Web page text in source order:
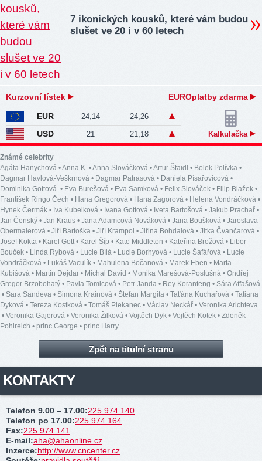
7 ikonických kousků, které vám budou
slušet ve 20 i v 60 letech
Kurzovní lístek EUROplatby zdarma
EUR 24,14 24,26
USD 21 21,18 Kalkulačka
Známé celebrity
Agáta Hanychová •Anna K. •Anna Slováčková •Artur Štaidl • Bolek Polívka •
Dagmar Havlová-Veškrnová • Dagmar Patrasová • Daniela Písařovicová •
Dominika Gottová • Eva Burešová • Eva Samková • Felix Slováček • Filip Blažek •
František Ringo Čech • Hana Gregorová • Hana Zagorová • Helena Vondráčková •
Hynek Čermák • Iva Kubelková • Ivana Gottová • Iveta Bartošová • Jakub Prachař •
Jan Čenský • Jan Kraus • Jana Adamcová Nováková • Jana Boušková • Jaroslava
Obermaierová • Jiří Bartoška • Jiří Krampol • Jiřina Bohdalová • Jitka Čvančarová •
Josef Kokta • Karel Gott • Karel Šíp • Kate Middleton • Kateřina Brožová • Libor
Bouček • Linda Rybová • Lucie Bílá • Lucie Borhyová • Lucie Šafářová • Lucie
Vondráčková • Lukáš Vaculík • Mahulena Bočanová • Marek Eben • Marta
Kubišová • Martin Dejdar • Michal David • Monika Marešová-Poslušná • Ondřej
Gregor Brzobohatý • Pavla Tomicová • Petr Janda • Rey Koranteng • Sára Affašová
• Sara Sandeva • Simona Krainová • Štefan Margita • Taťána Kuchařová • Tatiana
Dyková • Tereza Kostková • Tomáš Plekanec • Václav Neckář • Veronika Arichteva
• Veronika Gajerová • Veronika Žilková • Vojtěch Dyk • Vojtěch Kotek • Zdeněk
Pohlreich • princ George • princ Harry
Zpět na titulní stranu
KONTAKTY
Telefon 9.00 – 17.00:225 974 140
Telefon po 17.00:225 974 164
Fax:225 974 141
E-mail:aha@ahaonline.cz
Inzerce:http://www.cncenter.cz